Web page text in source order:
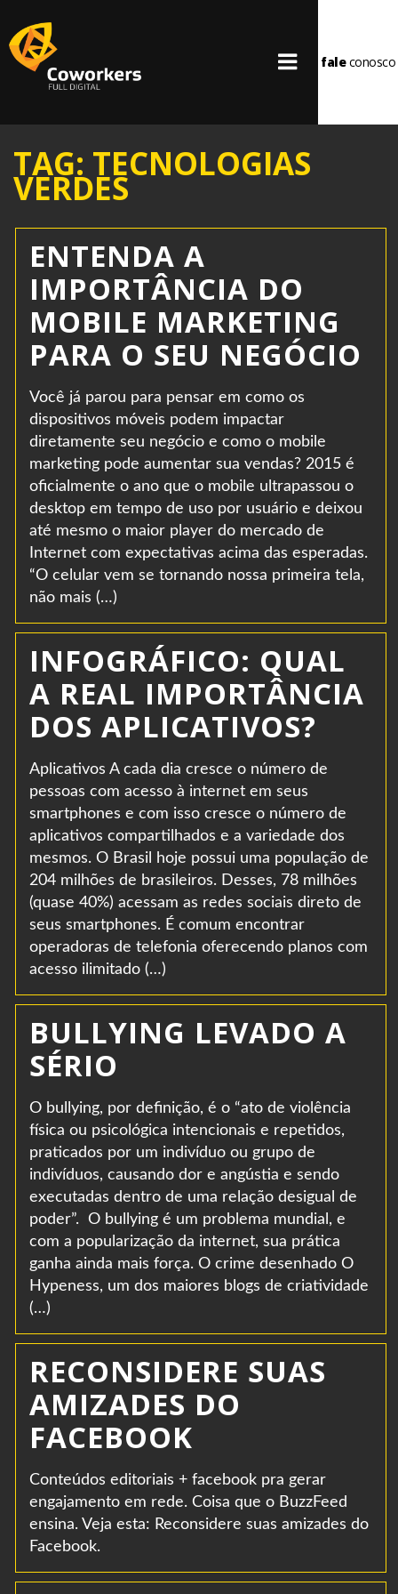
faleconosco
TAG: TECNOLOGIAS
VERDES
ENTENDA A
IMPORTÂNCIA DO
MOBILE MARKETING
PARA O SEU NEGÓCIO
Você já parou para pensar em como os
dispositivos móveis podem impactar
diretamente seu negócio e como o mobile
marketing pode aumentar sua vendas? 2015 é
oficialmente o ano que o mobile ultrapassou o
desktop em tempo de uso por usuário e deixou
até mesmo o maior player do mercado de
Internet com expectativas acima das esperadas.
“O celular vem se tornando nossa primeira tela,
não mais (…)
INFOGRÁFICO: QUAL
A REAL IMPORTÂNCIA
DOS APLICATIVOS?
Aplicativos A cada dia cresce o número de
pessoas com acesso à internet em seus
smartphones e com isso cresce o número de
aplicativos compartilhados e a variedade dos
mesmos. O Brasil hoje possui uma população de
204 milhões de brasileiros. Desses, 78 milhões
(quase 40%) acessam as redes sociais direto de
seus smartphones. É comum encontrar
operadoras de telefonia oferecendo planos com
acesso ilimitado (…)
BULLYING LEVADO A
SÉRIO
O bullying, por definição, é o “ato de violência
física ou psicológica intencionais e repetidos,
praticados por um indivíduo ou grupo de
indivíduos, causando dor e angústia e sendo
executadas dentro de uma relação desigual de
poder”. O bullying é um problema mundial, e
com a popularização da internet, sua prática
ganha ainda mais força. O crime desenhado O
Hypeness, um dos maiores blogs de criatividade
(…)
RECONSIDERE SUAS
AMIZADES DO
FACEBOOK
Conteúdos editoriais + facebook pra gerar
engajamento em rede. Coisa que o BuzzFeed
ensina. Veja esta: Reconsidere suas amizades do
Facebook.